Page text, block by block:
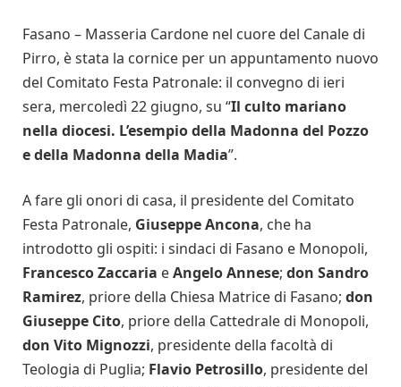
Fasano – Masseria Cardone nel cuore del Canale di
Pirro, è stata la cornice per un appuntamento nuovo
del Comitato Festa Patronale: il convegno di ieri
sera, mercoledì 22 giugno, su “Il culto mariano
nella diocesi. L’esempio della Madonna del Pozzo
e della Madonna della Madia”.
A fare gli onori di casa, il presidente del Comitato
Festa Patronale, Giuseppe Ancona, che ha
introdotto gli ospiti: i sindaci di Fasano e Monopoli,
Francesco Zaccaria eAngelo Annese; don Sandro
Ramirez, priore della Chiesa Matrice di Fasano; don
Giuseppe Cito, priore della Cattedrale di Monopoli,
don Vito Mignozzi, presidente della facoltà di
Teologia di Puglia; Flavio Petrosillo, presidente del